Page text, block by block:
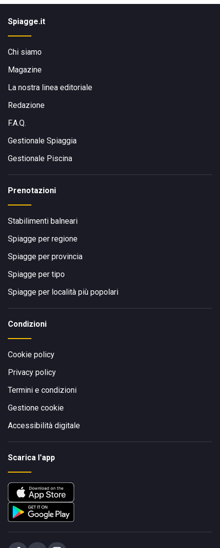
Spiagge.it
Chi siamo
Magazine
La nostra linea editoriale
Redazione
F.A.Q.
Gestionale Spiaggia
Gestionale Piscina
Prenotazioni
Stabilimenti balneari
Spiagge per regione
Spiagge per provincia
Spiagge per tipo
Spiagge per località più popolari
Condizioni
Cookie policy
Privacy policy
Termini e condizioni
Gestione cookie
Accessibilità digitale
Scarica l'app